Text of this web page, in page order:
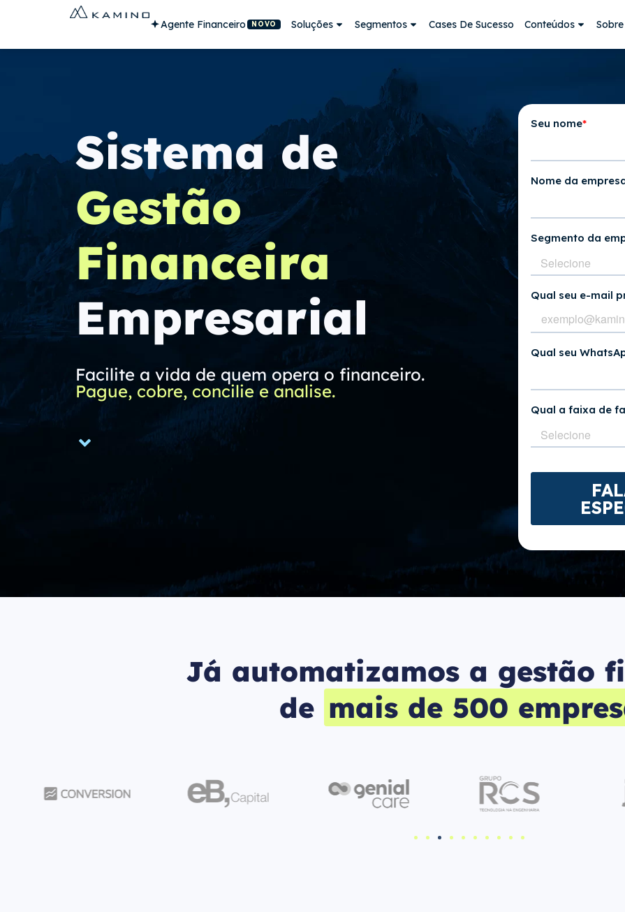
Agente Financeiro NOVO Soluções Segmentos Cases De Sucesso Conteúdos
Sistema de
Gestão
Financeira
Empresarial
Facilite a vida de quem opera o financeiro.
Pague, cobre, concilie e analise.
Já automatizamos a gestão
de mais de 500